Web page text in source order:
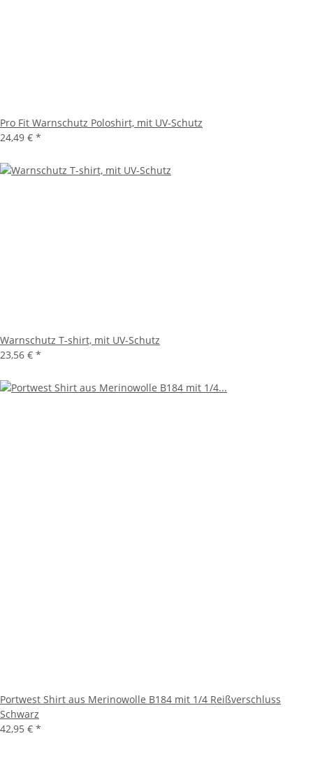
Pro Fit Warnschutz Poloshirt, mit UV-Schutz
24,49 € *
Warnschutz T-shirt, mit UV-Schutz
23,56 € *
Portwest Shirt aus Merinowolle B184 mit 1/4 Reißverschluss
Schwarz
42,95 € *